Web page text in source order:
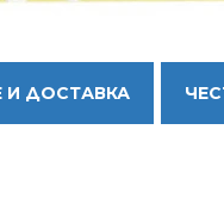
И ДОСТАВКА